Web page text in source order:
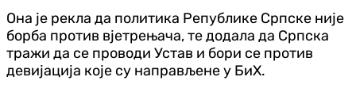
Она је рекла да политика Републике Српске није
борба против вјетрењача, те додала да Српска
тражи да се проводи Устав и бори се против
девијација које су направљене у БиХ.